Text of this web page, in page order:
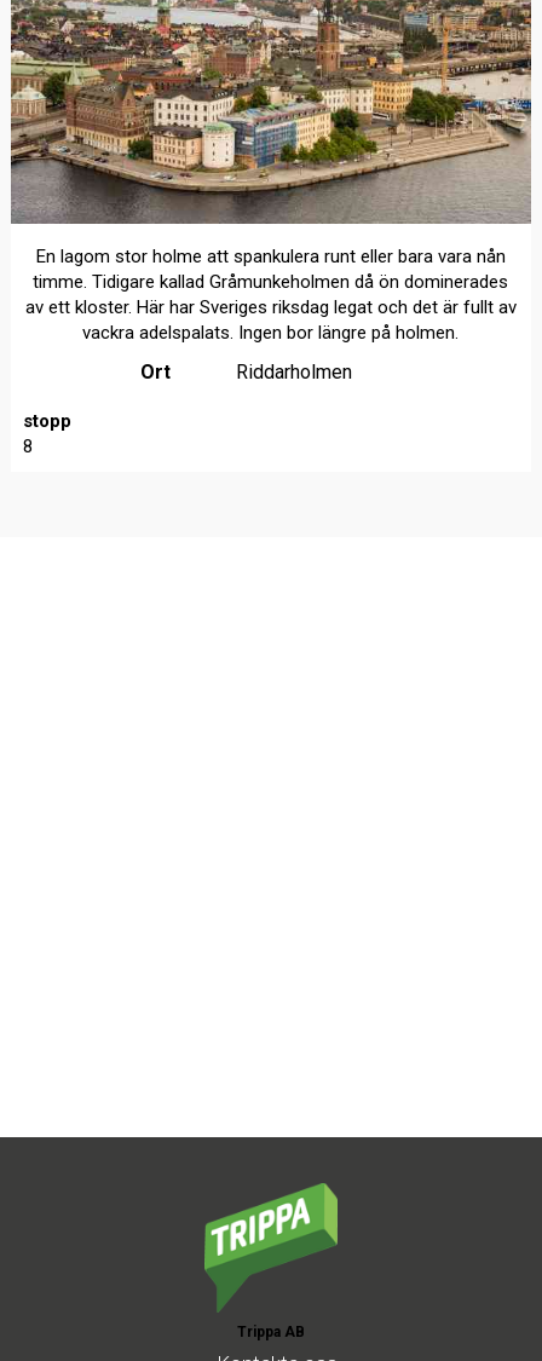
En lagom stor holme att spankulera runt eller bara vara nån
timme. Tidigare kallad Gråmunkeholmen då ön dominerades
av ett kloster. Här har Sveriges riksdag legat och det är fullt av
vackra adelspalats. Ingen bor längre på holmen.
Ort Riddarholmen
stopp
8
Trippa AB